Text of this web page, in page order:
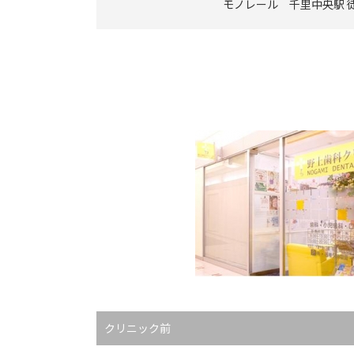
モノレール 千里中央駅
クリニック前